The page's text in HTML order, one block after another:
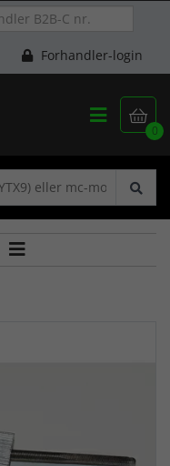
Forhandler-login

0

